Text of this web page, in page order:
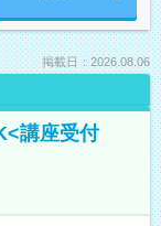
掲載日：2026.08.06
講座受付